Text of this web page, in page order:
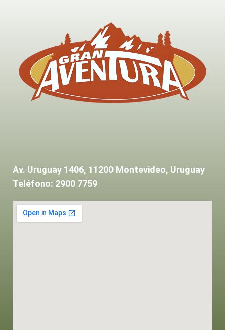
Av. Uruguay 1406, 11200 Montevideo, Uruguay
Teléfono: 2900 7759